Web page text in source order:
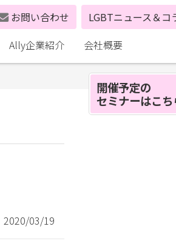
お問い合わせ
LGBTニュース＆コ
Ally企業紹介 会社概要
開催予定の
セミナーはこち
2020/03/19